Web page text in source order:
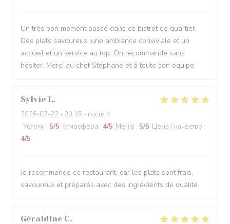
Un très bon moment passé dans ce bistrot de quartier.
Des plats savoureux, une ambiance conviviale et un
accueil et un service au top. On recommande sans
hésiter. Merci au chef Stéphane et à toute son équipe.
Sylvie L
2026-07-22 - 20:15 - гости 4
Услуги : 5/5 Атмосфера : 4/5 Меню : 5/5 Цена / качество :
4/5
Je recommande ce restaurant, car les plats sont frais,
savoureux et préparés avec des ingrédients de qualité.
Géraldine C